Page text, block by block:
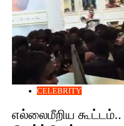
CELEBRITY
எல்லைமீறிய